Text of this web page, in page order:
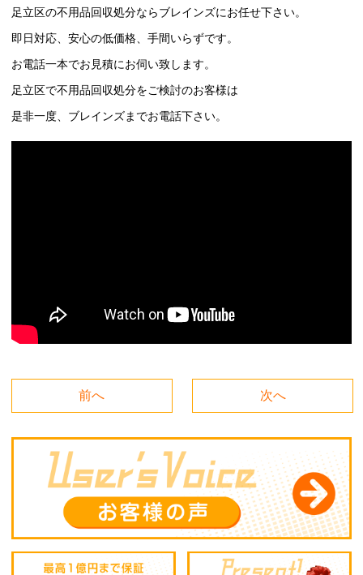
足立区の不用品回収処分ならブレインズにお任せ下さい。
即日対応、安心の低価格、手間いらずです。
お電話一本でお見積にお伺い致します。
足立区で不用品回収処分をご検討のお客様は
是非一度、ブレインズまでお電話下さい。
前へ 次へ